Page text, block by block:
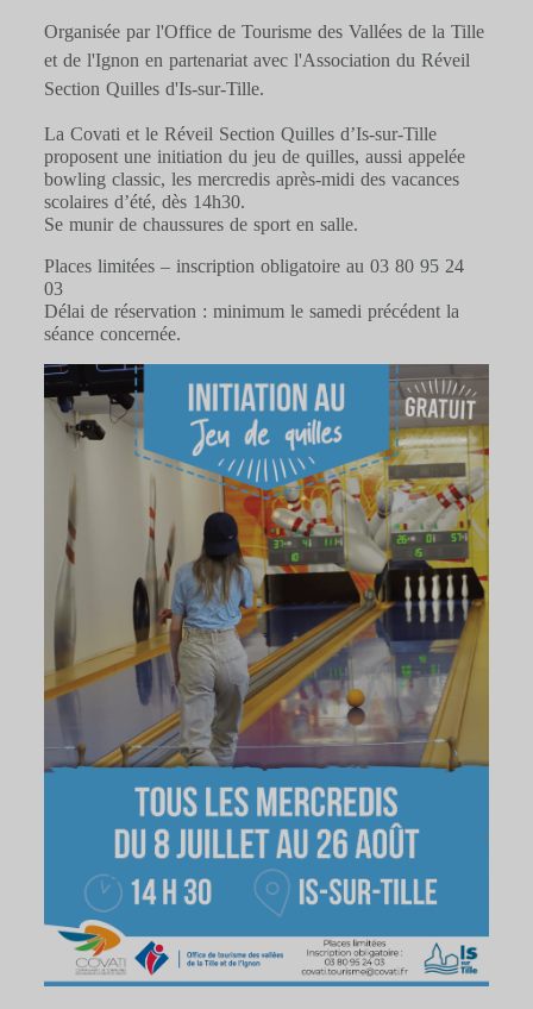
Organisée par l'Office de Tourisme des Vallées de la Tille
et de l'Ignon en partenariat avec l'Association du Réveil
Section Quilles d'Is-sur-Tille.
La Covati et le Réveil Section Quilles d’Is-sur-Tille
proposent une initiation du jeu de quilles, aussi appelée
bowling classic, les mercredis après-midi des vacances
scolaires d’été, dès 14h30.
Se munir de chaussures de sport en salle.
Places limitées – inscription obligatoire au 03 80 95 24
03
Délai de réservation : minimum le samedi précédent la
séance concernée.